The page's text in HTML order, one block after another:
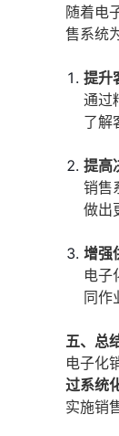
随着电
售系统
提升
通过
了解
提高
销售
做出
增强
电子
同作
五、总
电子化
过系统
实施销